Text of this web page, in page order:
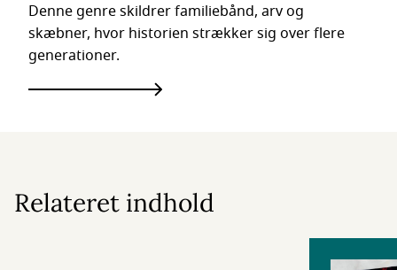
Denne genre skildrer familiebånd, arv og
skæbner, hvor historien strækker sig over flere
generationer.
Relateret indhold